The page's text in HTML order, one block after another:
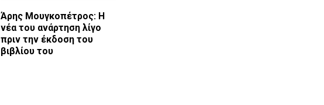
Άρης Μουγκοπέτρος: Η
νέα του ανάρτηση λίγο
πριν την έκδοση του
βιβλίου του